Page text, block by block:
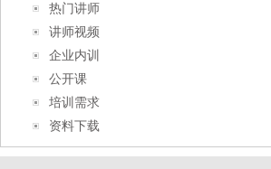
热门讲师
讲师视频
企业内训
公开课
培训需求
资料下载